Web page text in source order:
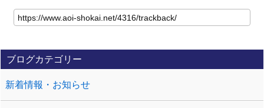
ブログカテゴリー
新着情報・お知らせ